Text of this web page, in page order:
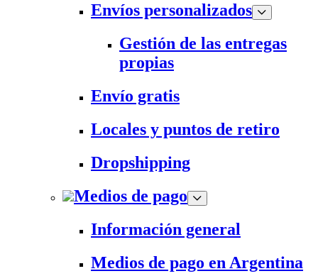
Envíos personalizados
Gestión de las entregas
propias
Envío gratis
Locales y puntos de retiro
Dropshipping
Medios de pago
Información general
Medios de pago en Argentina